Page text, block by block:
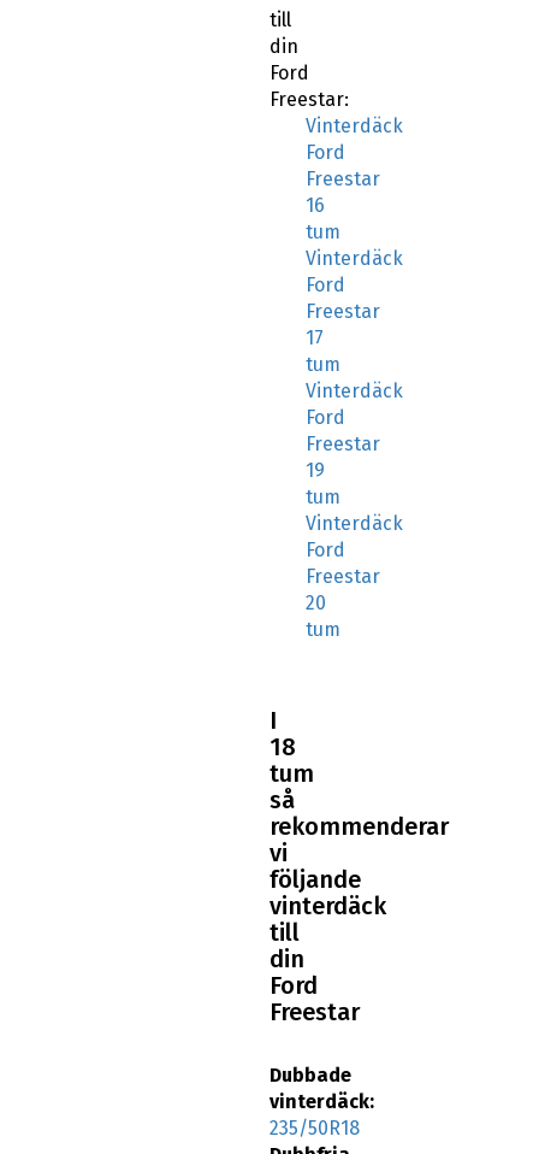
din
Ford
Freestar:
Vinterdäck
Ford
Freestar
16
tum
Vinterdäck
Ford
Freestar
17
tum
Vinterdäck
Ford
Freestar
19
tum
Vinterdäck
Ford
Freestar
20
tum
18
tum
så
rekommenderar
vi
följande
vinterdäck
till
din
Ford
Freestar
vinterdäck:
235/50R18
Dubbfria
vinterdäck: